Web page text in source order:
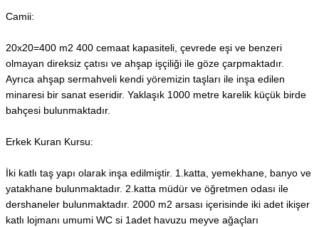
Camii:
20x20=400 m2 400 cemaat kapasiteli, çevrede eşi ve benzeri
olmayan direksiz çatısı ve ahşap işçiliği ile göze çarpmaktadır.
Ayrıca ahşap sermahveli kendi yöremizin taşları ile inşa edilen
minaresi bir sanat eseridir. Yaklaşık 1000 metre karelik küçük birde
bahçesi bulunmaktadır.
Erkek Kuran Kursu:
İki katlı taş yapı olarak inşa edilmiştir. 1.katta, yemekhane, banyo ve
yatakhane bulunmaktadır. 2.katta müdür ve öğretmen odası ile
dershaneler bulunmaktadır. 2000 m2 arsası içerisinde iki adet ikişer
katlı lojmanı umumi WC si 1adet havuzu meyve ağaçları